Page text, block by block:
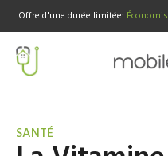
Offre d'une durée limitée:
SANTÉ